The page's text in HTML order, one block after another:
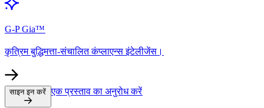
G-P Gia™​​
कृत्रिम बुद्धिमत्ता-संचालित कंप्लाएन्स इंटेलीजेंस।​​
साइन इन करें​​ एक प्रस्ताव का अनुरोध करें​​